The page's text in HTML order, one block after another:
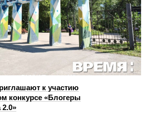
к участию
конкурсе «Блогеры
2.0»